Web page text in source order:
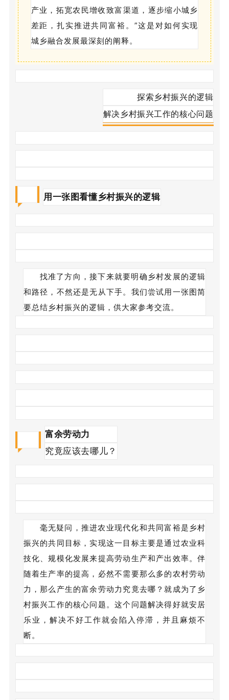
产业，拓宽农民增收致富渠道，逐步缩小城乡
差距，扎实推进共同富裕。”这是对如何实现
城乡融合发展最深刻的阐释。
探索乡村振兴的逻辑
解决乡村振兴工作的核心问题
用一张图看懂乡村振兴的逻辑
找准了方向，接下来就要明确乡村发展的逻辑
和路径，不然还是无从下手。我们尝试用一张图简
要总结乡村振兴的逻辑，供大家参考交流。
富余劳动力
究竟应该去哪儿？
毫无疑问，推进农业现代化和共同富裕是乡村
振兴的共同目标，实现这一目标主要是通过农业科
技化、规模化发展来提高劳动生产和产出效率。伴
随着生产率的提高，必然不需要那么多的农村劳动
力，那么产生的富余劳动力究竟去哪？就成为了乡
村振兴工作的核心问题。这个问题解决得好就安居
乐业，解决不好工作就会陷入停滞，并且麻烦不
断。